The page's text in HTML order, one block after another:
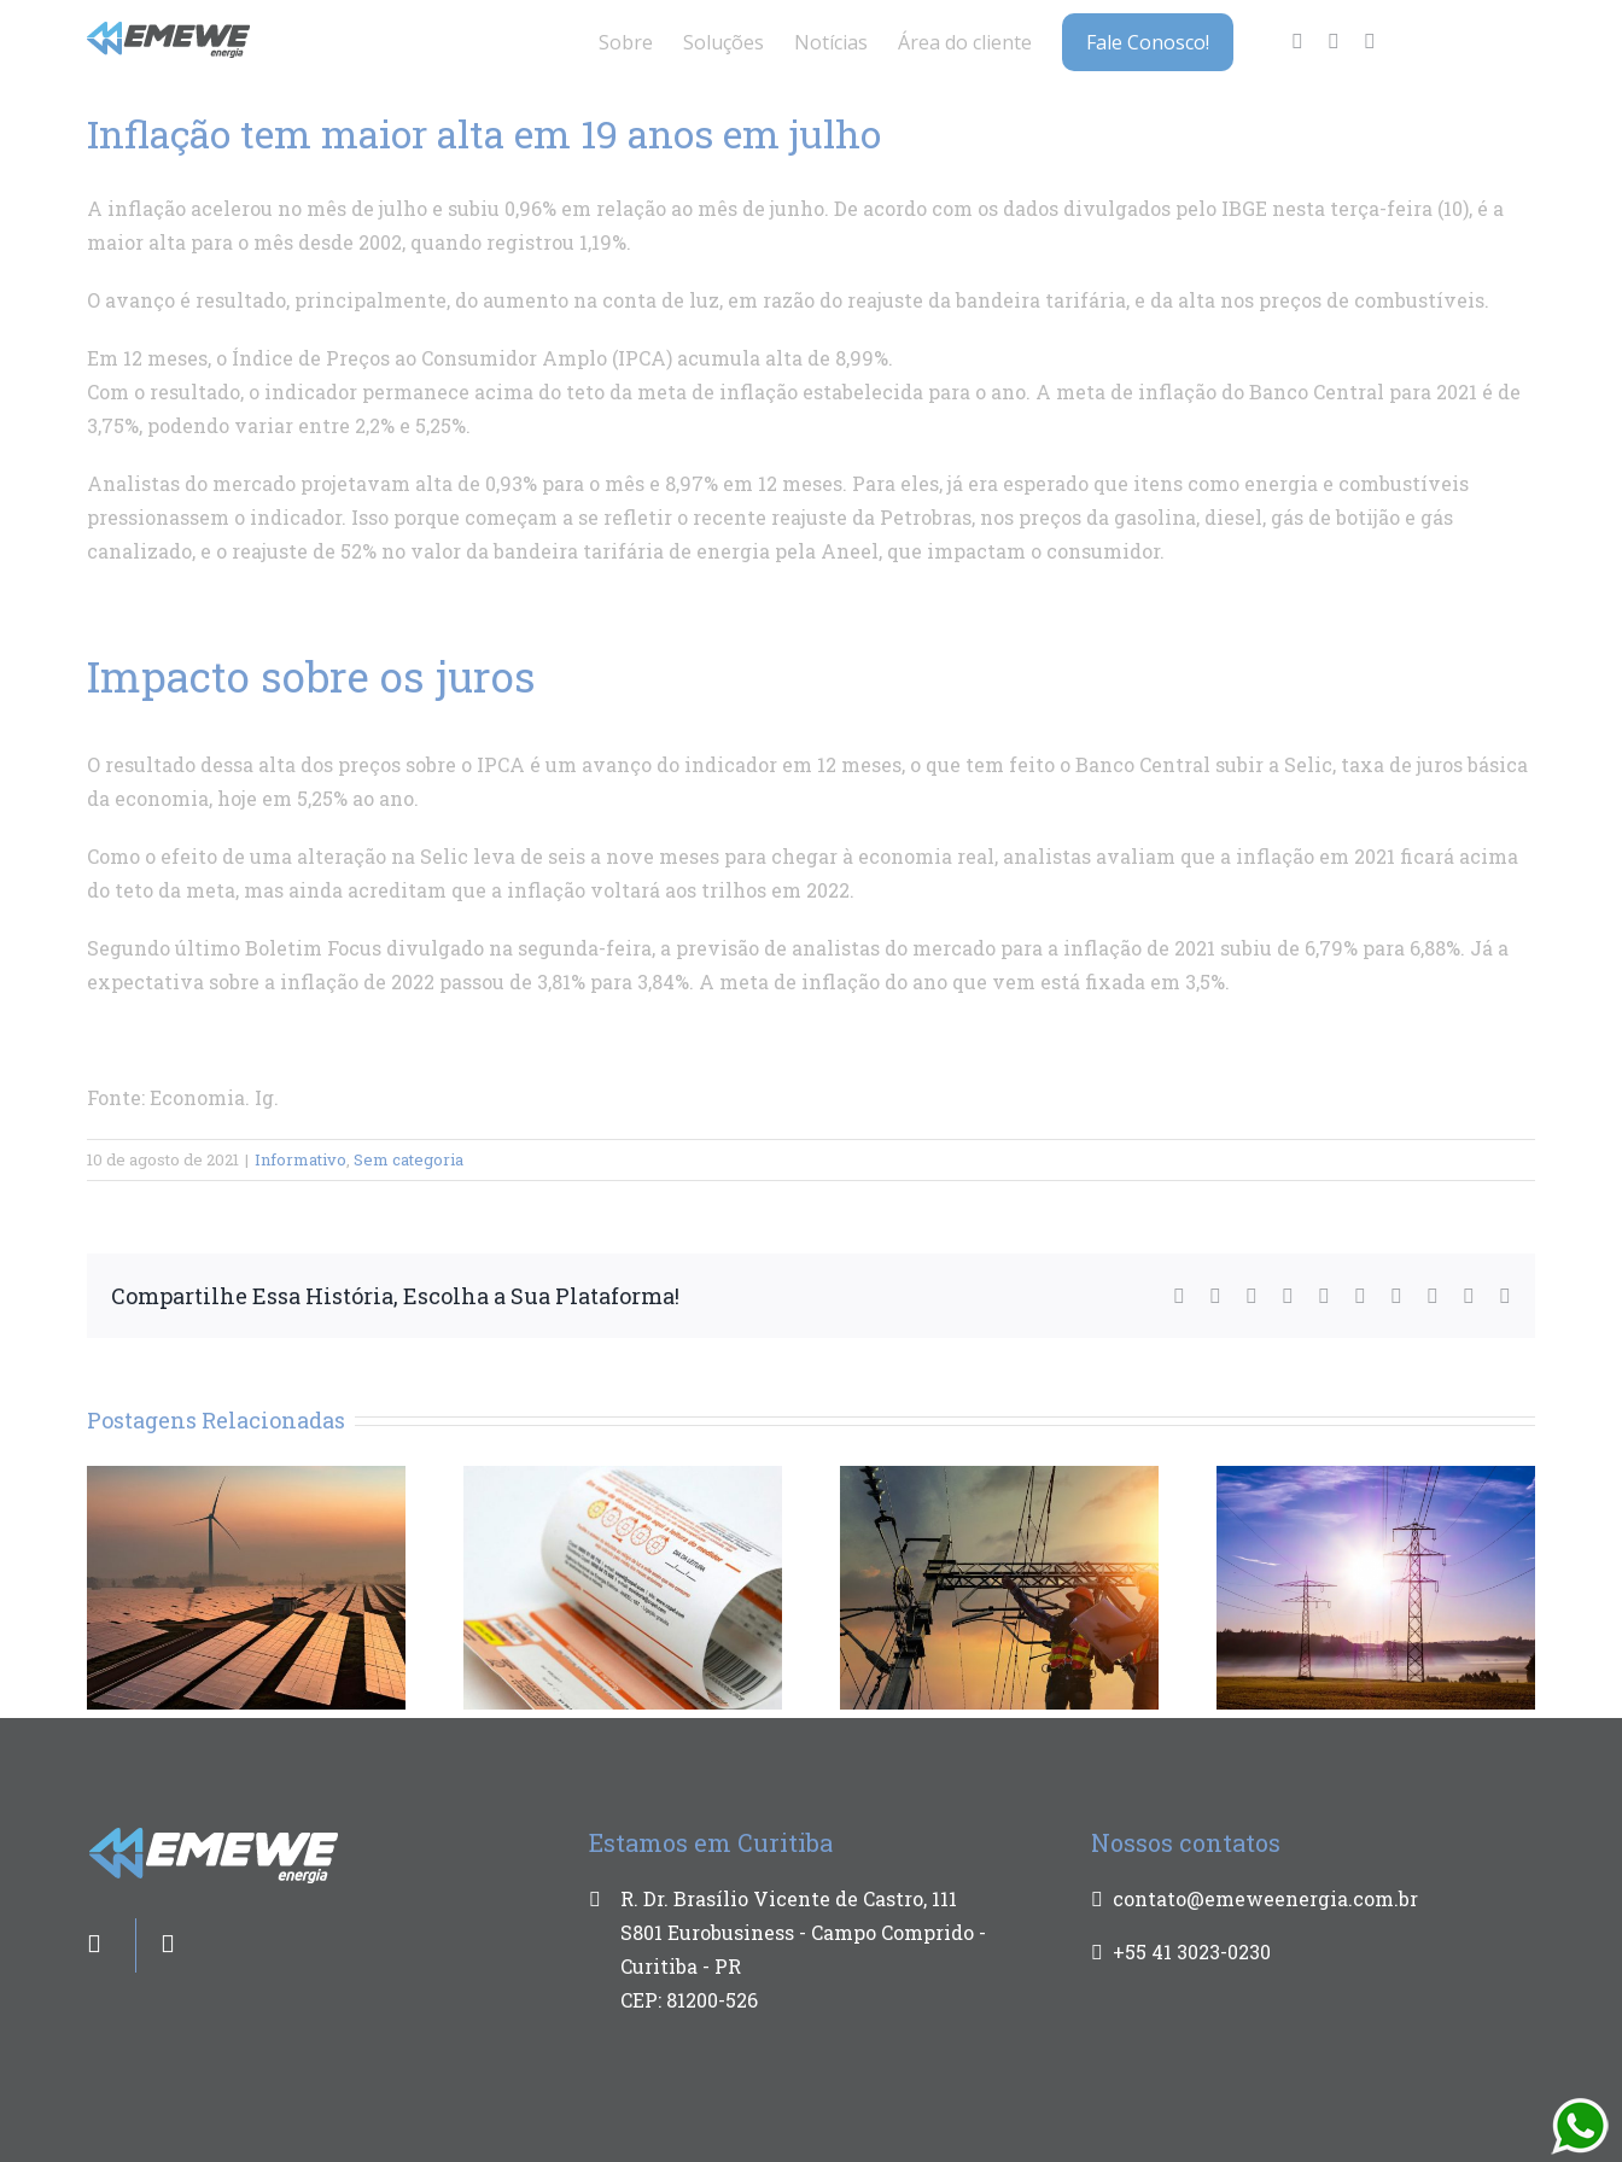
Sobre Soluções Notícias Área do cliente Fale Conosco!
Inflação tem maior alta em 19 anos em julho
A inflação acelerou no mês de julho e subiu 0,96% em relação ao mês de junho. De acordo com os dados divulgados pelo IBGE nesta terça-feira (10), é a
maior alta para o mês desde 2002, quando registrou 1,19%.
O avanço é resultado, principalmente, do aumento na conta de luz, em razão do reajuste da bandeira tarifária, e da alta nos preços de combustíveis.
Em 12 meses, o Índice de Preços ao Consumidor Amplo (IPCA) acumula alta de 8,99%.
Com o resultado, o indicador permanece acima do teto da meta de inflação estabelecida para o ano. A meta de inflação do Banco Central para 2021 é de
3,75%, podendo variar entre 2,2% e 5,25%.
Analistas do mercado projetavam alta de 0,93% para o mês e 8,97% em 12 meses. Para eles, já era esperado que itens como energia e combustíveis
pressionassem o indicador. Isso porque começam a se refletir o recente reajuste da Petrobras, nos preços da gasolina, diesel, gás de botijão e gás
canalizado, e o reajuste de 52% no valor da bandeira tarifária de energia pela Aneel, que impactam o consumidor.
Impacto sobre os juros
O resultado dessa alta dos preços sobre o IPCA é um avanço do indicador em 12 meses, o que tem feito o Banco Central subir a Selic, taxa de juros básica
da economia, hoje em 5,25% ao ano.
Como o efeito de uma alteração na Selic leva de seis a nove meses para chegar à economia real, analistas avaliam que a inflação em 2021 ficará acima
do teto da meta, mas ainda acreditam que a inflação voltará aos trilhos em 2022.
Segundo último Boletim Focus divulgado na segunda-feira, a previsão de analistas do mercado para a inflação de 2021 subiu de 6,79% para 6,88%. Já a
expectativa sobre a inflação de 2022 passou de 3,81% para 3,84%. A meta de inflação do ano que vem está fixada em 3,5%.
Fonte: Economia. Ig.
10 de agosto de 2021 | Informativo Sem categoria
Compartilhe Essa História, Escolha a Sua Plataforma! Facebook
TwitterLinkedIn
Reddit WhatsApp
TumblrPinterest Xing
Postagens Relacionadas
Estamos em Curitiba
R. Dr. Brasílio Vicente de Castro, 111
S801 Eurobusiness - Campo Comprido -
Curitiba - PR
CEP: 81200-526
Nossos contatos
contato@emeweenergia.com.br
+55 41 3023-0230